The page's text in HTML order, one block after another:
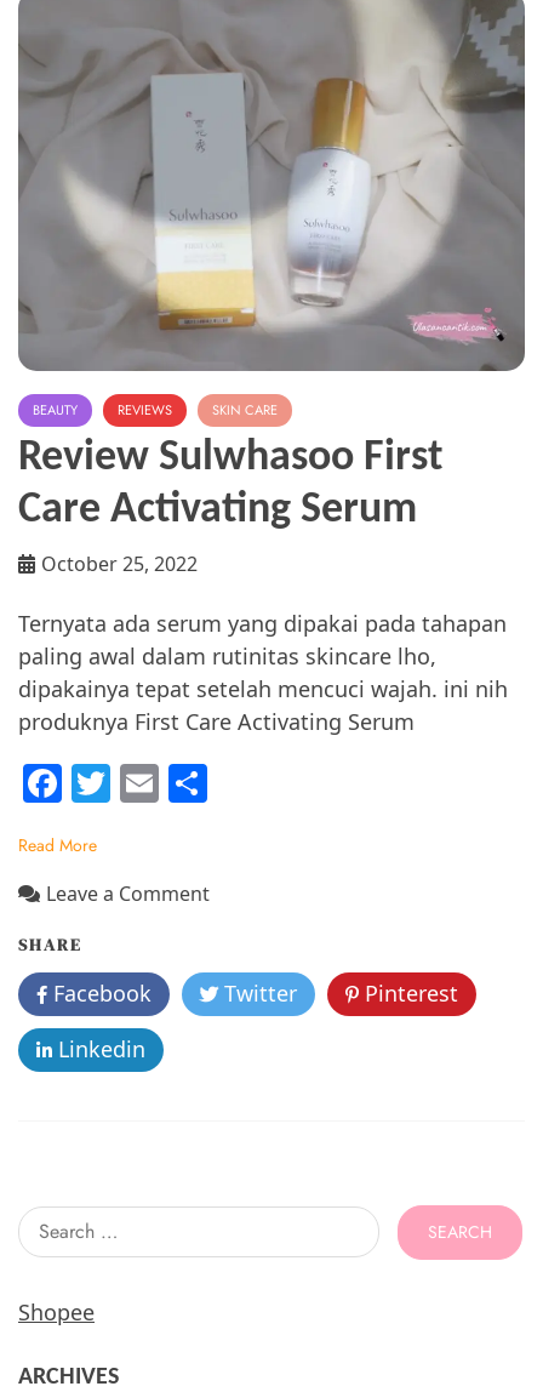
BEAUTY REVIEWS SKIN CARE
Review Sulwhasoo First
Care Activating Serum
October 25, 2022
Ternyata ada serum yang dipakai pada tahapan
paling awal dalam rutinitas skincare lho,
dipakainya tepat setelah mencuci wajah. ini nih
produknya First Care Activating Serum
F
c
e
b
o
o
k
T
er
E
l e
Read More
Leave a Commenton
First
Care
SHARE
Facebook Twitter
Pinterest
Linkedin
Search
for:
Shopee
ARCHIVES